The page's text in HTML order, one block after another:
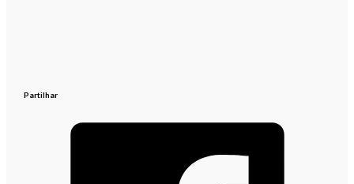
Partilhar